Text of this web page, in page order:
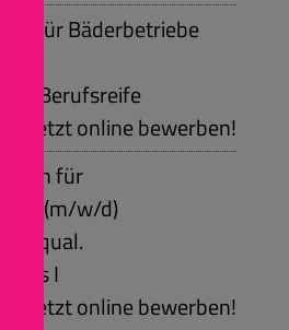
r für Bäderbetriebe
Berufsreife
Jetzt online bewerben!
in für
(m/w/d)
qual.
I
Jetzt online bewerben!